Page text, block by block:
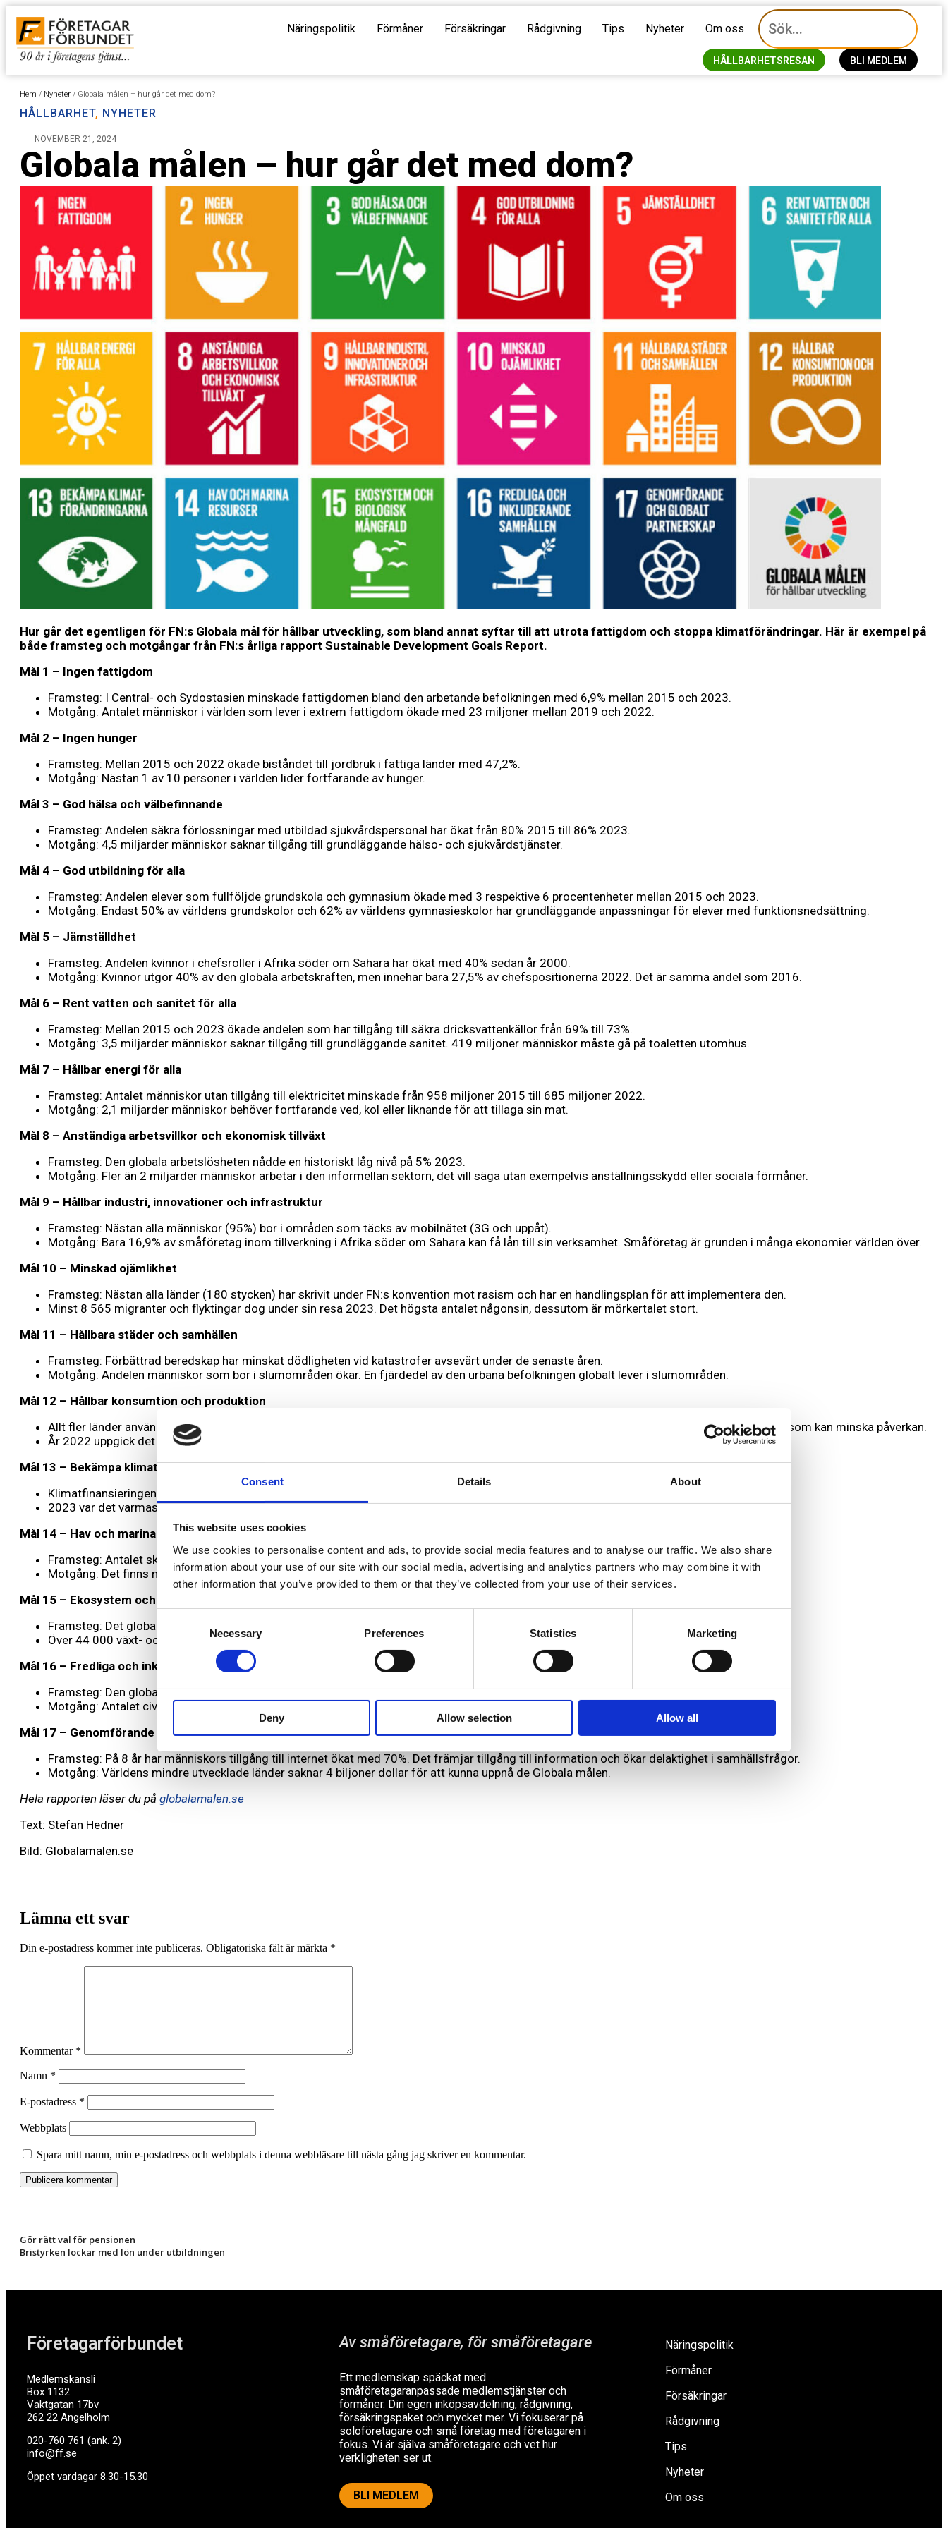
Consent Details About
This website uses cookies
We use cookies to personalise content and ads, to provide social media features and to analyse our traffic. We also share
information about your use of our site with our social media, advertising and analytics partners who may combine it with
other information that you’ve provided to them or that they’ve collected from your use of their services.
Necessary Preferences Statistics Marketing
Deny Allow selection Allow all
Näringspolitik Förmåner Försäkringar Rådgivning Tips Nyheter Om oss
HÅLLBARHETSRESAN BLI MEDLEM
Hem / Nyheter / Globala målen – hur går det med dom?
HÅLLBARHET, NYHETER
NOVEMBER 21, 2024
Globala målen – hur går det med dom?
Hur går det egentligen för FN:s Globala mål för hållbar utveckling, som bland annat syftar till att utrota fattigdom och stoppa klimatförändringar. Här är exempel på
både framsteg och motgångar från FN:s årliga rapport Sustainable Development Goals Report.
Mål 1 – Ingen fattigdom
Framsteg: I Central- och Sydostasien minskade fattigdomen bland den arbetande befolkningen med 6,9% mellan 2015 och 2023.
Motgång: Antalet människor i världen som lever i extrem fattigdom ökade med 23 miljoner mellan 2019 och 2022.
Mål 2 – Ingen hunger
Framsteg: Mellan 2015 och 2022 ökade biståndet till jordbruk i fattiga länder med 47,2%.
Motgång: Nästan 1 av 10 personer i världen lider fortfarande av hunger.
Mål 3 – God hälsa och välbefinnande
Framsteg: Andelen säkra förlossningar med utbildad sjukvårdspersonal har ökat från 80% 2015 till 86% 2023.
Motgång: 4,5 miljarder människor saknar tillgång till grundläggande hälso- och sjukvårdstjänster.
Mål 4 – God utbildning för alla
Framsteg: Andelen elever som fullföljde grundskola och gymnasium ökade med 3 respektive 6 procentenheter mellan 2015 och 2023.
Motgång: Endast 50% av världens grundskolor och 62% av världens gymnasieskolor har grundläggande anpassningar för elever med funktionsnedsättning.
Mål 5 – Jämställdhet
Framsteg: Andelen kvinnor i chefsroller i Afrika söder om Sahara har ökat med 40% sedan år 2000.
Motgång: Kvinnor utgör 40% av den globala arbetskraften, men innehar bara 27,5% av chefspositionerna 2022. Det är samma andel som 2016.
Mål 6 – Rent vatten och sanitet för alla
Framsteg: Mellan 2015 och 2023 ökade andelen som har tillgång till säkra dricksvattenkällor från 69% till 73%.
Motgång: 3,5 miljarder människor saknar tillgång till grundläggande sanitet. 419 miljoner människor måste gå på toaletten utomhus.
Mål 7 – Hållbar energi för alla
Framsteg: Antalet människor utan tillgång till elektricitet minskade från 958 miljoner 2015 till 685 miljoner 2022.
Motgång: 2,1 miljarder människor behöver fortfarande ved, kol eller liknande för att tillaga sin mat.
Mål 8 – Anständiga arbetsvillkor och ekonomisk tillväxt
Framsteg: Den globala arbetslösheten nådde en historiskt låg nivå på 5% 2023.
Motgång: Fler än 2 miljarder människor arbetar i den informellan sektorn, det vill säga utan exempelvis anställningsskydd eller sociala förmåner.
Mål 9 – Hållbar industri, innovationer och infrastruktur
Framsteg: Nästan alla människor (95%) bor i områden som täcks av mobilnätet (3G och uppåt).
Motgång: Bara 16,9% av småföretag inom tillverkning i Afrika söder om Sahara kan få lån till sin verksamhet. Småföretag är grunden i många ekonomier världen över.
Mål 10 – Minskad ojämlikhet
Framsteg: Nästan alla länder (180 stycken) har skrivit under FN:s konvention mot rasism och har en handlingsplan för att implementera den.
Minst 8 565 migranter och flyktingar dog under sin resa 2023. Det högsta antalet någonsin, dessutom är mörkertalet stort.
Mål 11 – Hållbara städer och samhällen
Framsteg: Förbättrad beredskap har minskat dödligheten vid katastrofer avsevärt under de senaste åren.
Motgång: Andelen människor som bor i slumområden ökar. En fjärdedel av den urbana befolkningen globalt lever i slumområden.
Mål 12 – Hållbar konsumtion och produktion
Allt fler länder använder system för att mäta och utvärdera turismens påverkan på miljö och klimat, vilket ger möjlighet att utveckla insatser som kan minska påverkan.
År 2022 uppgick det globala matsvinnet till 1,05 miljarder ton – ungefär en tredjedel av all mat som producerades.
Mål 13 – Bekämpa klimatförändringarna
Klimatfinansieringen ökade med 30% från 2021 och nådde 115,9 miljarder dollar 2022. 60% går till åtgärder mot klimatförändringar.
2023 var det varmaste året som någonsin uppmätts. Subventioner för fossila bränslen nådde en rekordhög nivå 2022.
Mål 14 – Hav och marina resurser
Framsteg: Antalet skyddade marina områden har ökat mer än 10 gånger från 2000 till 2024.
Motgång: Det finns nu mer än 17 miljoner ton plast i haven. Siffran beräknas bli dubbelt eller tredubbelt så stor till 2040.
Mål 15 – Ekosystem och biologisk mångfald
Framsteg: Det globala engagemanget för att skydda biologisk mångfald ökar, vilket bland annat märks genom ökad finansiering.
Över 44 000 växt- och djurarter (28%) av de 160 000 arter som granskas i senaste FN-rapporten är utrotningshotade.
Mål 16 – Fredliga och inkluderande samhällen
Framsteg: Den globala mordfrekvensen minskade med 5% mellan 2015 och 2022.
Motgång: Antalet civila dödsoffer i väpnade konflikter ökade med 72% under 2023.
Mål 17 – Genomförande och globalt partnerskap
Framsteg: På 8 år har människors tillgång till internet ökat med 70%. Det främjar tillgång till information och ökar delaktighet i samhällsfrågor.
Motgång: Världens mindre utvecklade länder saknar 4 biljoner dollar för att kunna uppnå de Globala målen.
Hela rapporten läser du på globalamalen.se
Text: Stefan Hedner
Bild: Globalamalen.se
Lämna ett svar
Din e-postadress kommer inte publiceras. Obligatoriska fält är märkta *
Kommentar *
Namn *
E-postadress *
Webbplats
Spara mitt namn, min e-postadress och webbplats i denna webbläsare till nästa gång jag skriver en kommentar.
Gör rätt val för pensionen
Bristyrken lockar med lön under utbildningen
Företagarförbundet
Medlemskansli
Box 1132
Vaktgatan 17bv
262 22 Ängelholm
020-760 761 (ank. 2)
info@ff.se
Öppet vardagar 8.30-15.30
Av småföretagare, för småföretagare
Ett medlemskap späckat med
småföretagaranpassade medlemstjänster och
förmåner. Din egen inköpsavdelning, rådgivning,
försäkringspaket och mycket mer. Vi fokuserar på
soloföretagare och små företag med företagaren i
fokus. Vi är själva småföretagare och vet hur
verkligheten ser ut.
BLI MEDLEM
Näringspolitik
Förmåner
Försäkringar
Rådgivning
Tips
Nyheter
Om oss